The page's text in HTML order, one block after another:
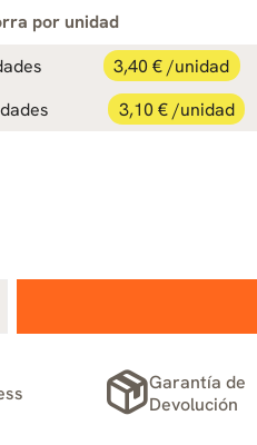
por unidad
3,40 € /unidad
3,10 € /unidad
Garantía de
Devolución